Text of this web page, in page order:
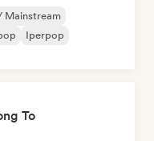
Mainstream
Iperpop
To